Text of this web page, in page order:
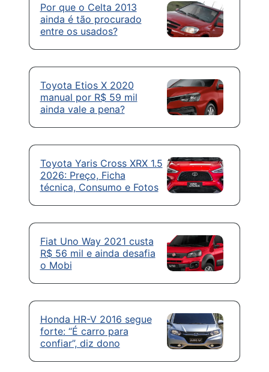
Por que o Celta 2013
ainda é tão procurado
entre os usados?
Toyota Etios X 2020
manual por R$ 59 mil
ainda vale a pena?
Toyota Yaris Cross XRX 1.5
2026: Preço, Ficha
técnica, Consumo e Fotos
Fiat Uno Way 2021 custa
R$ 56 mil e ainda desafia
o Mobi
Honda HR-V 2016 segue
forte: “É carro para
confiar”, diz dono